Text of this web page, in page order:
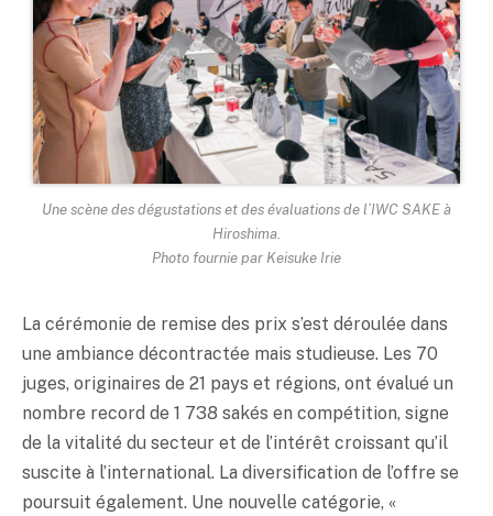
Une scène des dégustations et des évaluations de l’IWC SAKE à
Hiroshima.
Photo fournie par Keisuke Irie
La cérémonie de remise des prix s’est déroulée dans
une ambiance décontractée mais studieuse. Les 70
juges, originaires de 21 pays et régions, ont évalué un
nombre record de 1 738 sakés en compétition, signe
de la vitalité du secteur et de l’intérêt croissant qu’il
suscite à l’international. La diversification de l’offre se
poursuit également. Une nouvelle catégorie, «